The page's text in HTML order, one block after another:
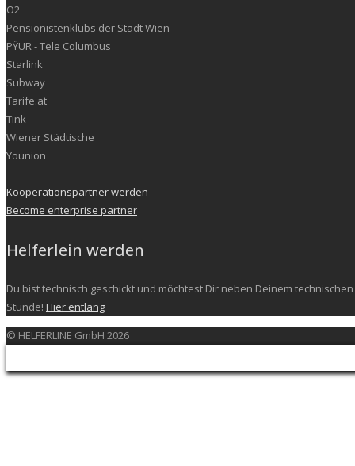
O2
Pensionistenklubs der Stadt Wien
PŸUR - Tele Columbus
Starlink
Subway
Tarife.at
Tink
Wiener Städtische
Younion
Kooperationspartner werden
Become enterprise partner
Helferlein werden
Du bist technisch geschickt und möchtest Dir neben Deinem
Stunde! Hier entlang
© HELFERLINE GmbH 2026